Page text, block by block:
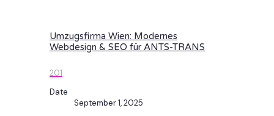
Umzugsfirma Wien: Modernes
Webdesign & SEO für ANTS-TRANS
201
Date
September 1, 2025